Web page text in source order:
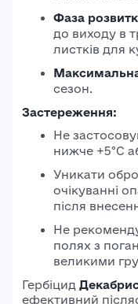
Фаза
до виходу в
листків для
сезон.
Застереження:
Не
нижче +5°C
Уникати
очікуванні
після
Не
полях з
великими
Гербіцид
ефективний